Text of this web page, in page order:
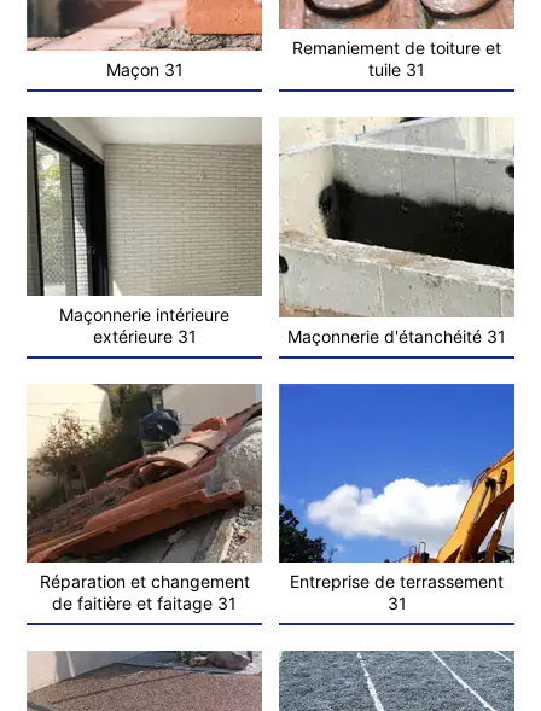
Maçon 31
Remaniement de toiture et
tuile 31
Maçonnerie intérieure
extérieure 31
Maçonnerie d'étanchéité 31
Réparation et changement
de faitière et faitage 31
Entreprise de terrassement
31